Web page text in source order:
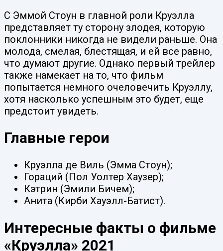
С Эммой Стоун в главной роли Круэлла
представляет ту сторону злодея, которую
поклонники никогда не видели раньше. Она
молода, смелая, блестящая, и ей все равно,
что думают другие. Однако первый трейлер
также намекает на то, что фильм
попытается немного очеловечить Круэллу,
хотя насколько успешным это будет, еще
предстоит увидеть.
Главные герои
Круэлла де Виль (Эмма Стоун);
Гораций (Пол Уолтер Хаузер);
Кэтрин (Эмили Бичем);
Анита (Кирби Хауэлл-Батист).
Интересные факты о фильме
«Круэлла» 2021